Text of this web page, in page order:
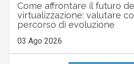
Come affrontare il futuro
virtualizzazione: valutare
percorso di evoluzione
03 Ago 2026